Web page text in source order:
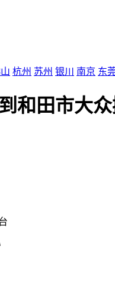
杭州 苏州 银川 南京 东
和田市大